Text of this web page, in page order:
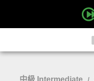
中級 Intermediate